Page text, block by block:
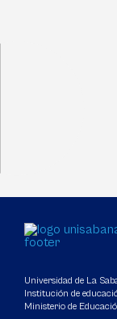
Universidad de La
Institución de
Ministerio de